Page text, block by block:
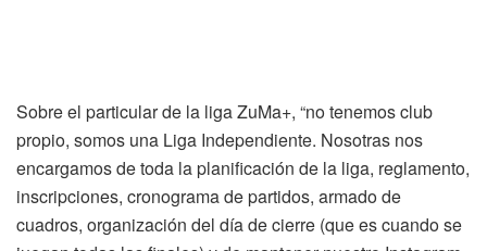
Sobre el particular de la liga ZuMa+, “no tenemos club
propio, somos una Liga Independiente. Nosotras nos
encargamos de toda la planificación de la liga, reglamento,
inscripciones, cronograma de partidos, armado de
cuadros, organización del día de cierre (que es cuando se